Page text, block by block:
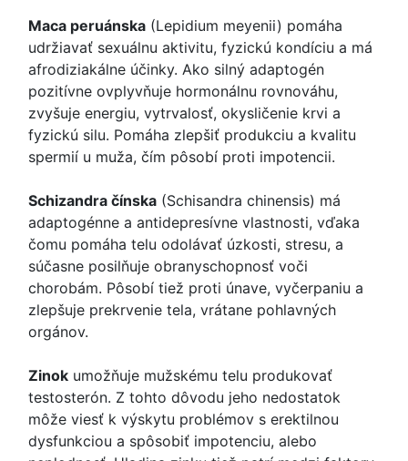
Maca peruánska (Lepidium meyenii) pomáha
udržiavať sexuálnu aktivitu, fyzickú kondíciu a má
afrodiziakálne účinky. Ako silný adaptogén
pozitívne ovplyvňuje hormonálnu rovnováhu,
zvyšuje energiu, vytrvalosť, okysličenie krvi a
fyzickú silu. Pomáha zlepšiť produkciu a kvalitu
spermií u muža, čím pôsobí proti impotencii.
Schizandra čínska (Schisandra chinensis) má
adaptogénne a antidepresívne vlastnosti, vďaka
čomu pomáha telu odolávať úzkosti, stresu, a
súčasne posilňuje obranyschopnosť voči
chorobám. Pôsobí tiež proti únave, vyčerpaniu a
zlepšuje prekrvenie tela, vrátane pohlavných
orgánov.
Zinok umožňuje mužskému telu produkovať
testosterón. Z tohto dôvodu jeho nedostatok
môže viesť k výskytu problémov s erektilnou
dysfunkciou a spôsobiť impotenciu, alebo